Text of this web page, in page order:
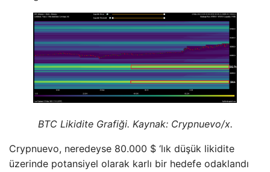
BTC Likidite Grafiği. Kaynak: Crypnuevo/x.
Crypnuevo, neredeyse 80.000 $ ‘lık düşük likidite
üzerinde potansiyel olarak karlı bir hedefe odaklandı